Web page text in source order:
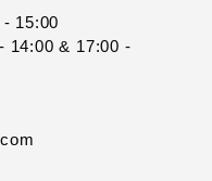
15:00
& 17:00 -